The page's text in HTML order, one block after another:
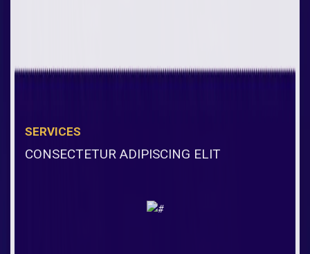
SERVICES
CONSECTETUR ADIPISCING ELIT